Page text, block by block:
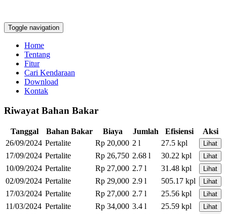
Toggle navigation
Home
Tentang
Fitur
Cari Kendaraan
Download
Kontak
Riwayat Bahan Bakar
Tanggal Bahan Bakar Biaya Jumlah Efisiensi
Aksi
26/09/2024 Pertalite Rp 20,000 2 l 27.5 kpl Lihat
17/09/2024 Pertalite Rp 26,750 2.68 l 30.22 kpl Lihat
10/09/2024 Pertalite Rp 27,000 2.7 l 31.48 kpl Lihat
02/09/2024 Pertalite Rp 29,000 2.9 l 505.17 kpl Lihat
17/03/2024 Pertalite Rp 27,000 2.7 l 25.56 kpl Lihat
11/03/2024 Pertalite Rp 34,000 3.4 l 25.59 kpl Lihat